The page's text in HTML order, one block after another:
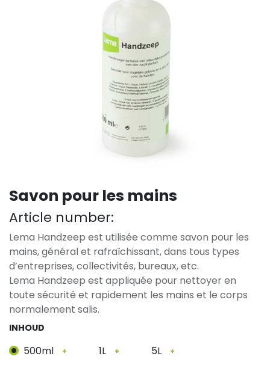
Savon pour les mains
Article number:
Lema Handzeep est utilisée comme savon pour les
mains, général et rafraîchissant, dans tous types
d’entreprises, collectivités, bureaux, etc.
Lema Handzeep est appliquée pour nettoyer en
toute sécurité et rapidement les mains et le corps
normalement salis.
INHOUD
500ml + 1L + 5L +